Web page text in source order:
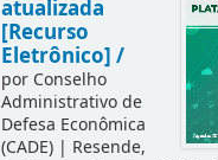
atualizada
[Recurso
Eletrônico] /
por Conselho
Administrativo de
Defesa Econômica
(CADE)| Resende,